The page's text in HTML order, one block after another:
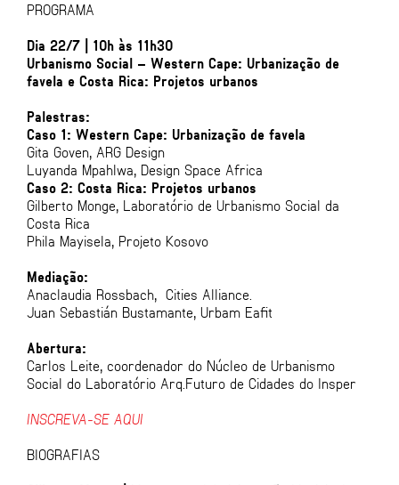
PROGRAMA
Dia 22/7 | 10h às 11h30
Urbanismo Social – Western Cape: Urbanização de
favela e Costa Rica: Projetos urbanos
Palestras:
Caso 1: Western Cape: Urbanização de favela
Gita Goven, ARG Design
Luyanda Mpahlwa, Design Space Africa
Caso 2: Costa Rica: Projetos urbanos
Gilberto Monge, Laboratório de Urbanismo Social da
Costa Rica
Phila Mayisela, Projeto Kosovo
Mediação:
Anaclaudia Rossbach, Cities Alliance.
Juan Sebastián Bustamante, Urbam Eafit
Abertura:
Carlos Leite, coordenador do Núcleo de Urbanismo
Social do Laboratório Arq.Futuro de Cidades do Insper
INSCREVA-SE AQUI
BIOGRAFIAS